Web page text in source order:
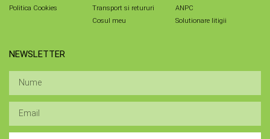
Politica Cookies
Transport si retururi
Cosul meu
ANPC
Solutionare litigii
NEWSLETTER